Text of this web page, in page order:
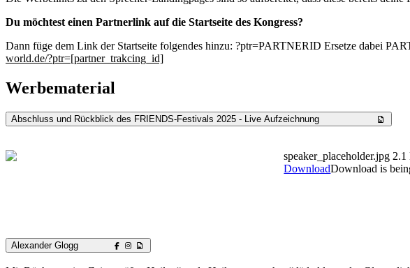
Du möchtest einen Partnerlink auf die Startseite des Kongress?
Dann füge dem Link der Startseite folgendes hinzu: ?ptr=PARTNERID Ersetze dabei
world.de/?ptr=[partner_trakcing_id]
Werbematerial
Abschluss und Rückblick des FRIENDS-Festivals 2025 - Live Aufzeichnung
speaker_placeholder.jpg 2.1
DownloadDownload is
Alexander Glogg